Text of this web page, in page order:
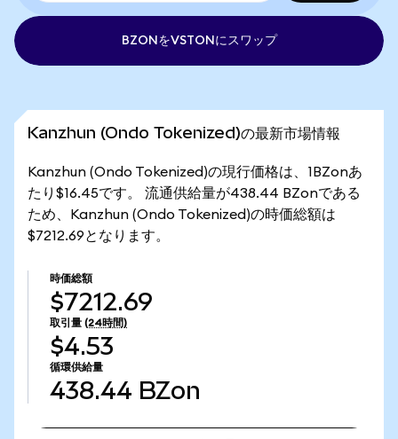
BZONをVSTONにスワップ
Kanzhun (Ondo Tokenized)の最新市場情報
Kanzhun (Ondo Tokenized)の現行価格は、1BZonあ
たり$16.45です。 流通供給量が438.44 BZonである
ため、Kanzhun (Ondo Tokenized)の時価総額は
$7212.69となります。
時価総額
$7212.69
取引量 (24時間)
$4.53
循環供給量
438.44 BZon